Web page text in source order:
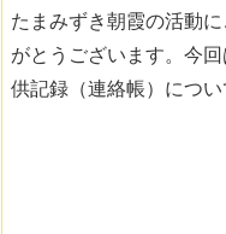
たまみずき朝霞の活動
がとうございます。今
供記録（連絡帳）につい